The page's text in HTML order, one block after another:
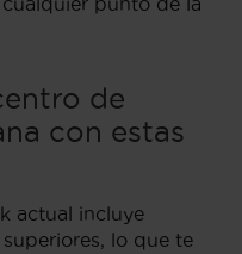
de
con estas
actual incluye
lo que te